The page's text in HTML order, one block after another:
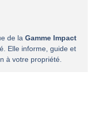
de la Gamme Impact
Elle informe, guide et
à votre propriété.